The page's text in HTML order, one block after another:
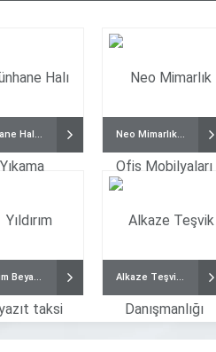
Ucg Makina
Yünhane Halı Yıkama Neo Mimarlık Ofis Mobilyaları
Yıldırım Beyazıt taksi Alkaze Teşvik Danışmanlığı